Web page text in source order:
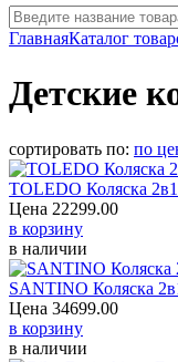
ГлавнаяКаталог
Детские
сортировать по: по
TOLEDO Коляска 2в1
Цена 22299.00
в корзину
в наличии
SANTINO Коляска
Цена 34699.00
в корзину
в наличии